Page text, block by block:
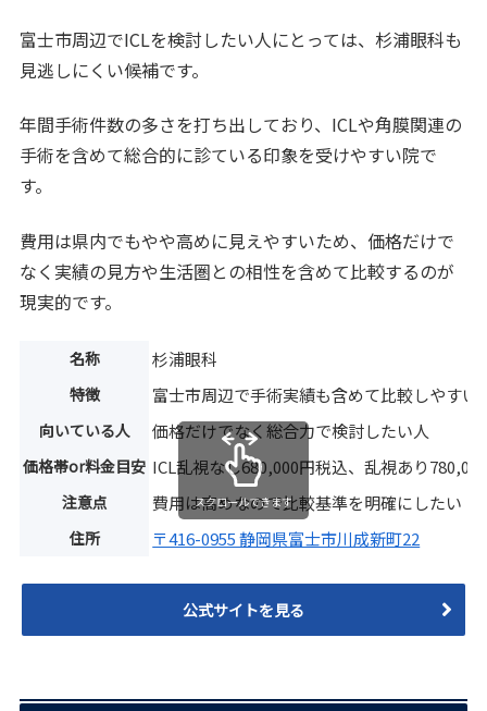
富士市周辺でICLを検討したい人にとっては、杉浦眼科も
見逃しにくい候補です。
年間手術件数の多さを打ち出しており、ICLや角膜関連の
手術を含めて総合的に診ている印象を受けやすい院で
す。
費用は県内でもやや高めに見えやすいため、価格だけで
なく実績の見方や生活圏との相性を含めて比較するのが
現実的です。
名称 杉浦眼科
特徴 富士市周辺で手術実績も含めて比較しやすい
向いている人 価格だけでなく総合力で検討したい人
価格帯or料金目安 ICL乱視なし680,000円税込、乱視あり
注意点 費用は高めなので比較基準を明確にしたい
住所 〒416-0955 静岡県富士市川成新町22
スクロールできます
公式サイトを見る